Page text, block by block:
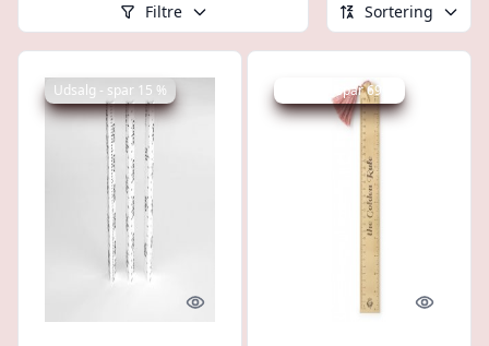
Filtre Sortering
Udsalg - spar 15 %
Quick look
Udsalg - spar 69 %
Quick